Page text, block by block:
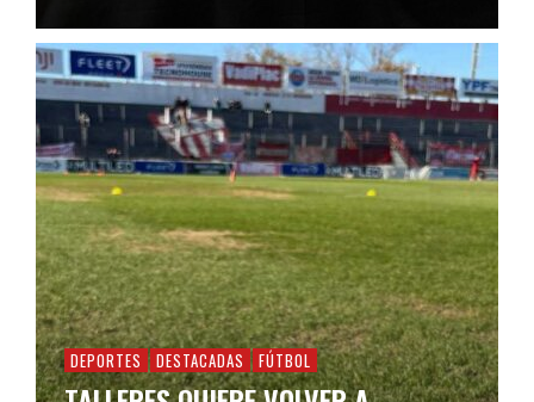
DEPORTES DESTACADAS FÚTBOL